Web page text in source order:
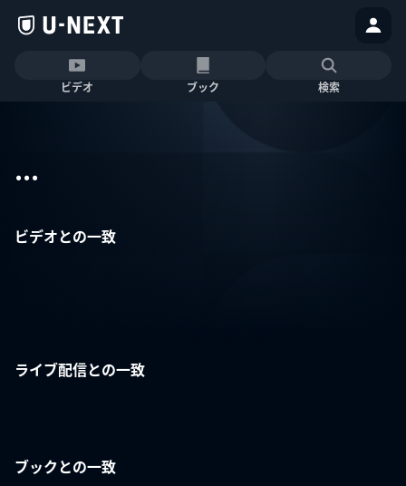
ビデオ ブック 検索
...
ビデオとの一致
ライブ配信との一致
ブックとの一致